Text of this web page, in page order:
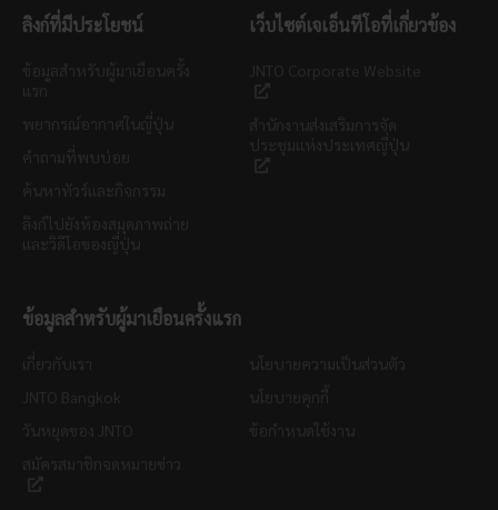
ลิงก์ที่มีประโยชน์ เว็บไซต์เจเอ็นทีโอที่เกี่ยวข้อง
ข้อมูลสำหรับผู้มาเยือนครั้งแรก